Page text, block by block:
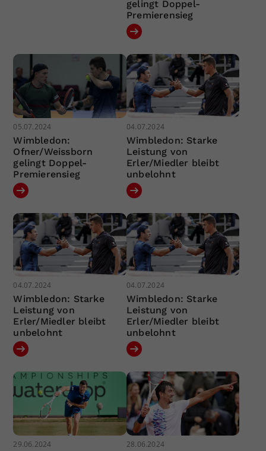
gelingt Doppel-
Premierensieg
05.07.2024
Wimbledon:
Ofner/Weissborn
gelingt Doppel-
Premierensieg
04.07.2024
Wimbledon: Starke
Leistung von
Erler/Miedler bleibt
unbelohnt
04.07.2024
Wimbledon: Starke
Leistung von
Erler/Miedler bleibt
unbelohnt
04.07.2024
Wimbledon: Starke
Leistung von
Erler/Miedler bleibt
unbelohnt
29.06.2024 28.06.2024